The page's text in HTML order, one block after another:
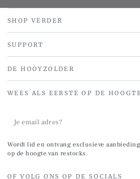
SHOP VERDER
SUPPORT
DE HOOYZOLDER
WEES ALS EERSTE OP DE
adres?
Wordt lid en ontvang exclusieve
op de hoogte van restocks.
OF VOLG ONS OP DE SOCIALS